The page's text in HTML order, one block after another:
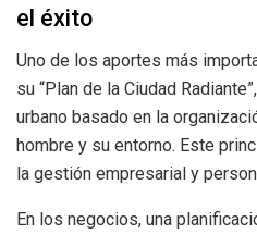
el éxito
Uno de los aportes más
su “Plan de la Ciudad
urbano basado en la
hombre y su entorno. Este
la gestión empresarial y
En los negocios, una